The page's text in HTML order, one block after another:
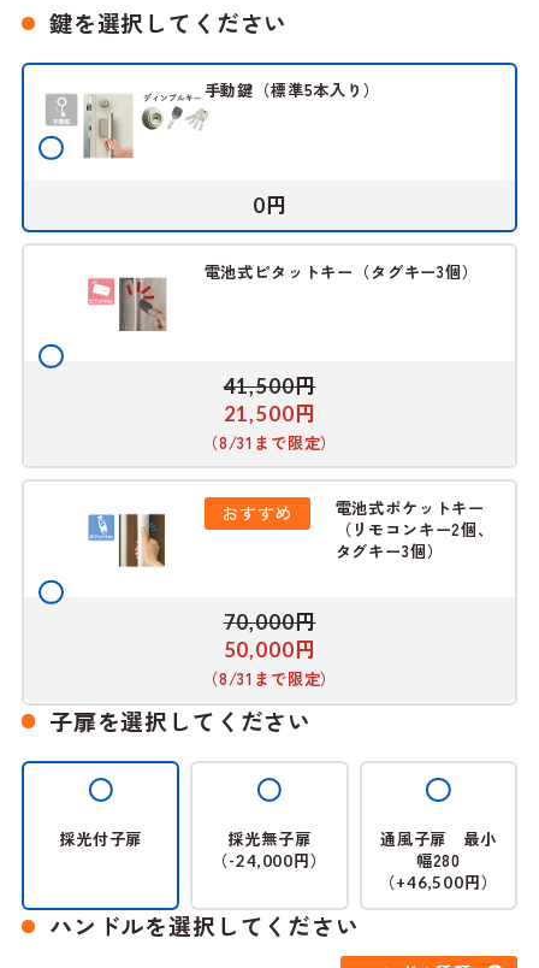
鍵を選択してください
手動鍵（標準5本入り）
0円
電池式ピタットキー（タグキー3個）
41,500円
21,500円
（8/31まで限定）
おすすめ
電池式ポケットキー
（リモコンキー2個、
タグキー3個）
70,000円
50,000円
（8/31まで限定）
子扉を選択してください
採光付子扉
採光無子扉
（-24,000円）
通風子扉 最小
幅280
（+46,500円）
ハンドルを選択してください